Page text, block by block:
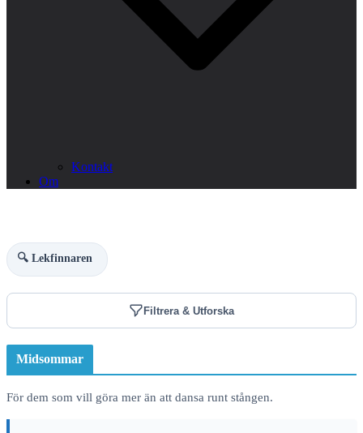
Kontakt
Om
🔍 Lekfinnaren
Filtrera & Utforska
Midsommar
För dem som vill göra mer än att dansa runt stången.